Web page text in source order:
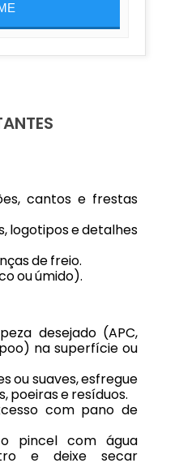
cantos e frestas
logotipos e detalhes
de freio.
ou úmido).
desejado (APC,
na superfície ou
ou suaves, esfregue
poeiras e resíduos.
com pano de
pincel com água
e deixe secar